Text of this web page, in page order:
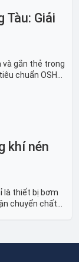
Tàu: Giải
và gắn thẻ trong
chuẩn OSHA,
tàu toàn
khí nén
là thiết bị bơm
chuyển chất